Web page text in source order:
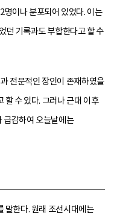
이나 분포되어 있었다. 이는
던 기록과도 부합한다고 할 수
전문적인 장인이 존재하였을
할 수 있다. 그러나 근대 이후
급감하여 오늘날에는
말한다. 원래 조선시대에는